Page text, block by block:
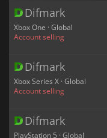
Difmark
Xbox One · Global
Account selling
Difmark
Xbox Series X · Global
Account selling
Difmark
PlayStation 5 · Global